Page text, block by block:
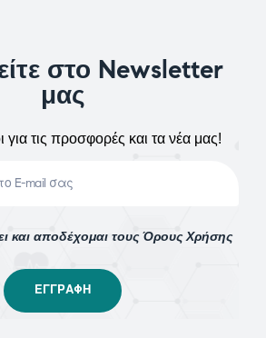
στο Newsletter
μας
τις προσφορές και τα νέα μας!
και αποδέχομαι τους Όρους Χρήσης